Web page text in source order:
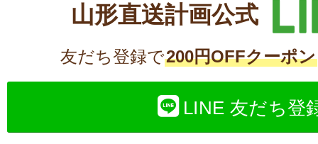
山形直送計画公式
友だち登録で200円OFFクーポン
LINE 友だち登